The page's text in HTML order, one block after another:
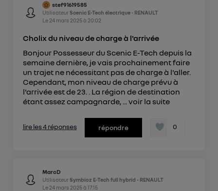
stef91619585
UtilisateurScenic E-Tech électrique - RENAULT
Le 24 mars 2025à 20:02
Cholix du niveau de charge à l'arrivée
Bonjour Possesseur du Scenic E-Tech depuis la
semaine dernière, je vais prochainement faire
un trajet ne nécessitant pas de charge à l'aller.
Cependant, mon niveau de charge prévu à
l'arrivée est de 23. . La région de destination
étant assez campagnarde, ... voir la suite
lire les 4 réponses répondre 0
MarcD
UtilisateurSymbioz E-Tech full hybrid - RENAULT
Le 24 mars 2025à 17:15